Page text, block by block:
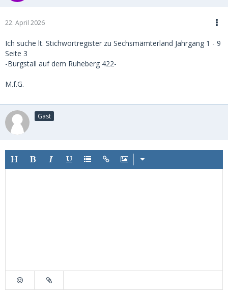
22. April 2026
Ich suche lt. Stichwortregister zu Sechsmämterland Jahrgang 1 - 9
Seite 3
-Burgstall auf dem Ruheberg 422-
M.f.G.
Gast